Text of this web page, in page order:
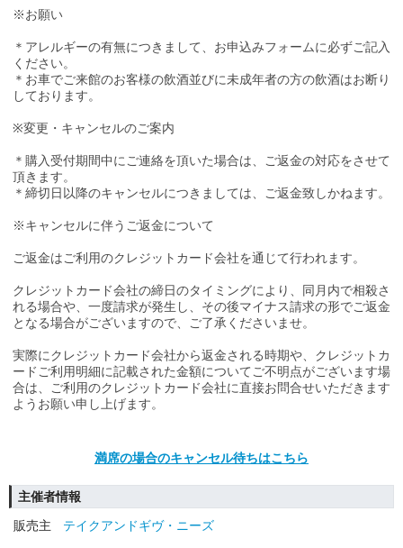
※お願い
＊アレルギーの有無につきまして、お申込みフォームに必ずご記入
ください。
＊お車でご来館のお客様の飲酒並びに未成年者の方の飲酒はお断り
しております。
※変更・キャンセルのご案内
＊購入受付期間中にご連絡を頂いた場合は、ご返金の対応をさせて
頂きます。
＊締切日以降のキャンセルにつきましては、ご返金致しかねます。
※キャンセルに伴うご返金について
ご返金はご利用のクレジットカード会社を通じて行われます。
クレジットカード会社の締日のタイミングにより、同月内で相殺さ
れる場合や、一度請求が発生し、その後マイナス請求の形でご返金
となる場合がございますので、ご了承くださいませ。
実際にクレジットカード会社から返金される時期や、クレジットカ
ードご利用明細に記載された金額についてご不明点がございます場
合は、ご利用のクレジットカード会社に直接お問合せいただきます
ようお願い申し上げます。
満席の場合のキャンセル待ちはこちら
主催者情報
販売主
テイクアンドギヴ・ニーズ